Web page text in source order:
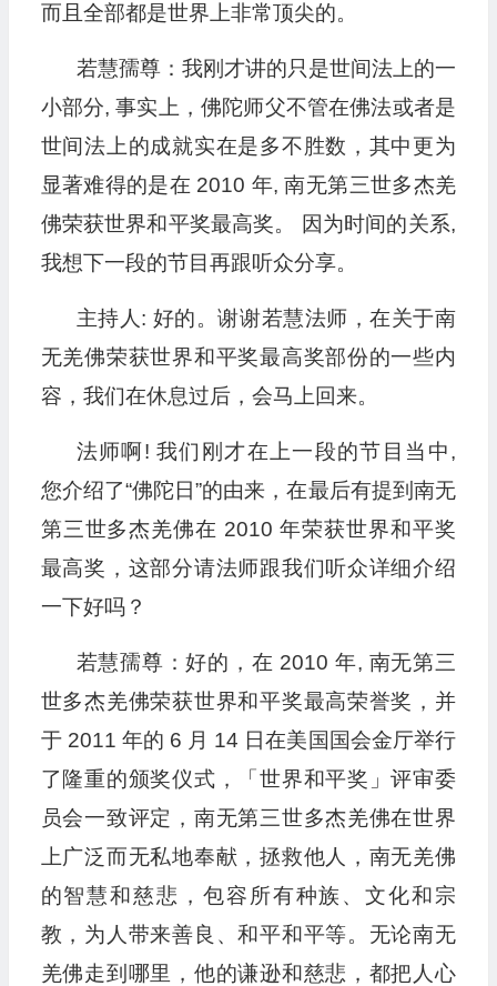
而且全部都是世界上非常顶尖的。
若慧孺尊：我刚才讲的只是世间法上的一
小部分, 事实上，佛陀师父不管在佛法或者是
世间法上的成就实在是多不胜数，其中更为
显著难得的是在 2010 年, 南无第三世多杰羌
佛荣获世界和平奖最高奖。 因为时间的关系,
我想下一段的节目再跟听众分享。
主持人: 好的。谢谢若慧法师，在关于南
无羌佛荣获世界和平奖最高奖部份的一些内
容，我们在休息过后，会马上回来。
法师啊! 我们刚才在上一段的节目当中,
您介绍了“佛陀日”的由来，在最后有提到南无
第三世多杰羌佛在 2010 年荣获世界和平奖
最高奖，这部分请法师跟我们听众详细介绍
一下好吗？
若慧孺尊：好的，在 2010 年, 南无第三
世多杰羌佛荣获世界和平奖最高荣誉奖，并
于 2011 年的 6 月 14 日在美国国会金厅举行
了隆重的颁奖仪式，「世界和平奖」评审委
员会一致评定，南无第三世多杰羌佛在世界
上广泛而无私地奉献，拯救他人，南无羌佛
的智慧和慈悲，包容所有种族、文化和宗
教，为人带来善良、和平和平等。无论南无
羌佛走到哪里，他的谦逊和慈悲，都把人心